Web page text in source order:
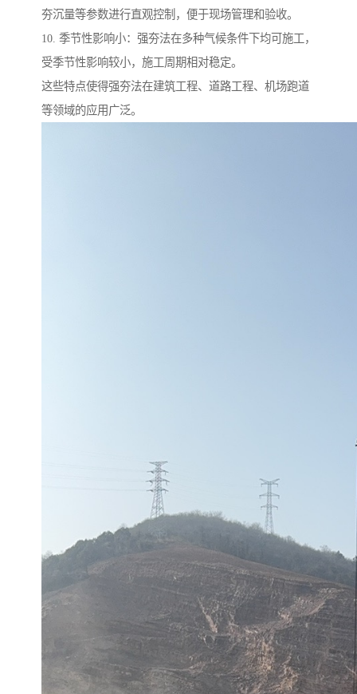
夯沉量等参数进行直观控制，便于现场管理和验收。
10. 季节性影响小：强夯法在多种气候条件下均可施工，
受季节性影响较小，施工周期相对稳定。
这些特点使得强夯法在建筑工程、道路工程、机场跑道
等领域的应用广泛。